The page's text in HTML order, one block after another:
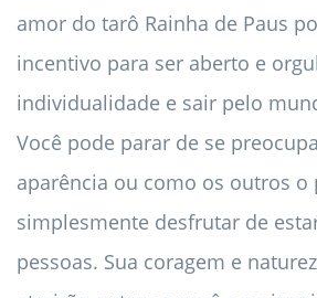
amor do tarô Rainha de Paus
incentivo para ser aberto e
individualidade e sair pelo
Você pode parar de se
aparência ou como os outros o
simplesmente desfrutar de
pessoas. Sua coragem e